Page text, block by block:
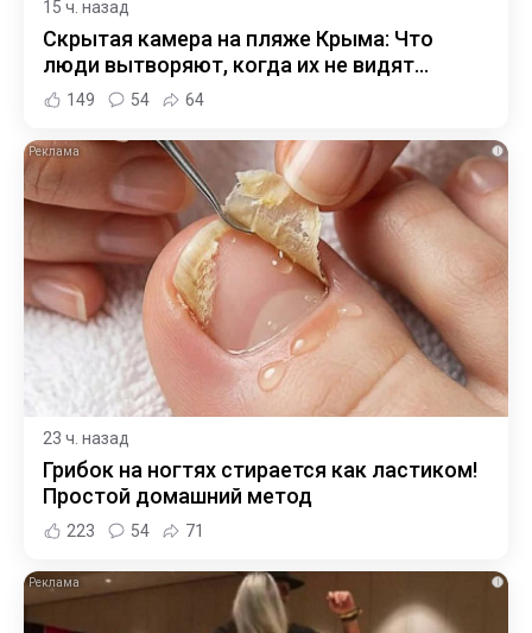
15 ч. назад
Скрытая камера на пляже Крыма: Что
люди вытворяют, когда их не видят...
149 54 64
i
23 ч. назад
Грибок на ногтях стирается как ластиком!
Простой домашний метод
223 54 71
i